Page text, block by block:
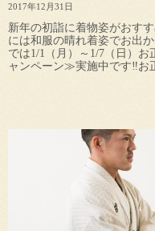
2017年12月31日
新年の初詣に着物姿がおす
には和服の晴れ着姿でお出
では1/1（月）～1/7（日）
ャンペーン≫実施中です‼お